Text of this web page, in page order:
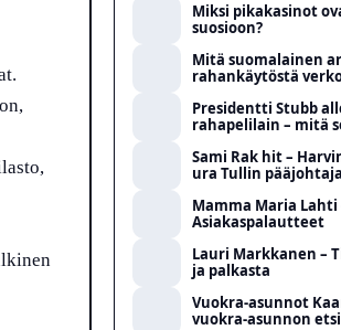
Miksi pikakasinot
suosioon?
Mitä suomalainen
rahankäytöstä
Presidentti Stubb
rahapelilain – mitä
Sami Rak hit –
ura Tullin
Mamma Maria
Asiakaspalautteet
Lauri Markkanen –
ja palkasta
Vuokra-asunnot
vuokra-asunnon